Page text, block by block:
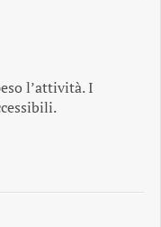
l’attività. I